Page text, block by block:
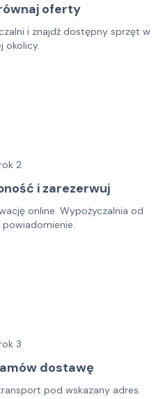
oferty
i znajdź dostępny sprzęt w
okolicy.
2
i zarezerwuj
online. Wypożyczalnia od
3
dostawę
pod wskazany adres.